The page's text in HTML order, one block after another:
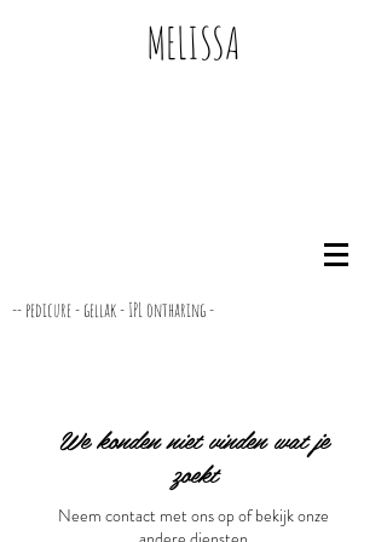
MELISSA
-- pedicure - gellak - IPL ontharing -
We konden niet vinden wat je
zoekt
Neem contact met ons op of bekijk onze